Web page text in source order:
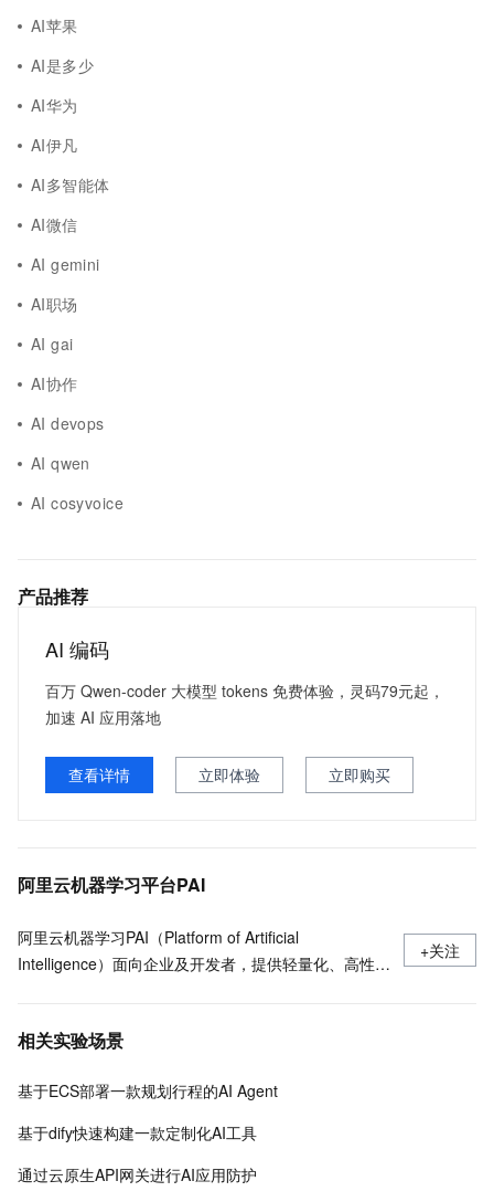
AI苹果
AI是多少
AI华为
AI伊凡
AI多智能体
AI微信
AI gemini
AI职场
AI gai
AI协作
AI devops
AI qwen
AI cosyvoice
产品推荐
AI 编码
百万 Qwen-coder 大模型 tokens 免费体验，灵码79元起，
加速 AI 应用落地
查看详情 立即体验 立即购买
阿里云机器学习平台PAI
阿里云机器学习PAI（Platform of Artificial
Intelligence）面向企业及开发者，提供轻量化、高性价
DSW云原生交互式建模平台、PAI-DLC云原生AI基础平
征、万亿样本规模加速训练，百余落地场景，全面提升
工程效率。
+关注
相关实验场景
基于ECS部署一款规划行程的AI Agent
基于dify快速构建一款定制化AI工具
通过云原生API网关进行AI应用防护